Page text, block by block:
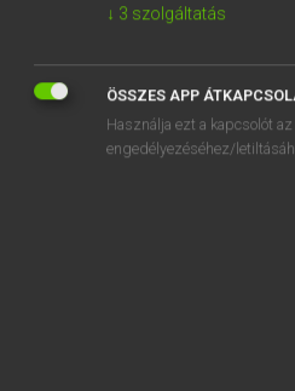
kinevezett tisztviselő
Kingdom of Bahrain
Kingdom of Belgium
↓ 3 szolgáltatás
ÖSSZES APP
Használja ezt a kapcsolót
engedélyezéséhez/